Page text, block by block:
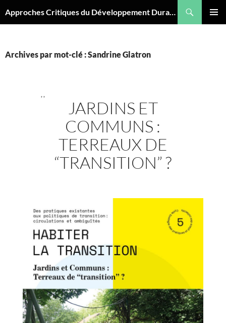
au
Approches Critiques du Développement Durable
Archives par mot-clé : Sandrine Glatron
,,
JARDINS ET
COMMUNS :
TERREAUX DE
“TRANSITION” ?